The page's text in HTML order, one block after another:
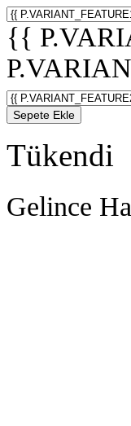
{{
Sepete Ekle
Tükendi
Gelince